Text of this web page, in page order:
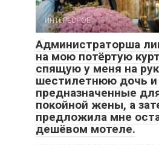
ИНТЕРЕСНОЕ
Администраторша
на мою потёртую
спящую у меня на
шестилетнюю дочь и
предназначенные
покойной жены, а
предложила мне
дешёвом мотеле.